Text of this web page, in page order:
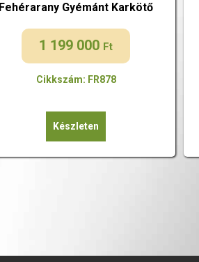
Fehérarany Gyémánt Karkötő
1 199 000 Ft
Cikkszám: FR878
Készleten